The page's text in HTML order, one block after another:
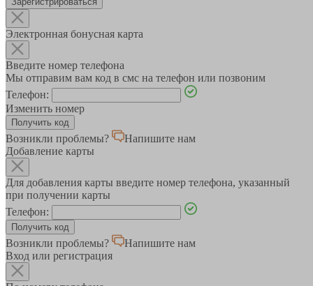
Электронная бонусная карта
Введите номер телефона
Мы отправим вам код в смс на телефон или позвоним
Телефон:
Изменить номер
Возникли проблемы?
Напишите нам
Добавление карты
Для добавления карты введите номер телефона, указанный
при получении карты
Телефон:
Возникли проблемы?
Напишите нам
Вход или регистрация